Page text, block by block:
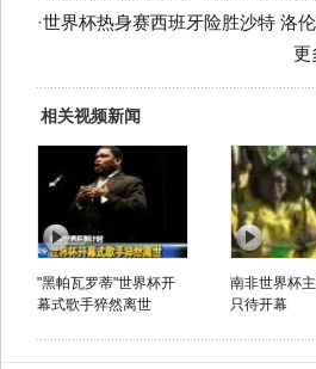
·世界杯热身赛西班牙险胜沙特 洛
更
相关视频新闻
"黑帕瓦罗蒂"世界杯开
幕式歌手猝然离世
南非世界杯
只待开幕